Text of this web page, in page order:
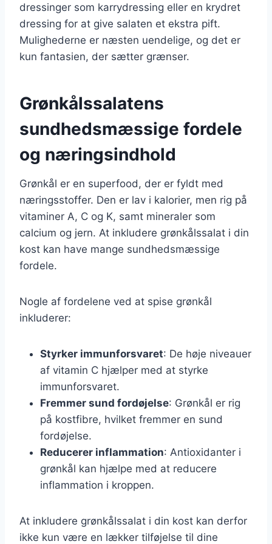
dressinger som karrydressing eller en krydret
dressing for at give salaten et ekstra pift.
Mulighederne er næsten uendelige, og det er
kun fantasien, der sætter grænser.
Grønkålssalatens
sundhedsmæssige fordele
og næringsindhold
Grønkål er en superfood, der er fyldt med
næringsstoffer. Den er lav i kalorier, men rig på
vitaminer A, C og K, samt mineraler som
calcium og jern. At inkludere grønkålssalat i din
kost kan have mange sundhedsmæssige
fordele.
Nogle af fordelene ved at spise grønkål
inkluderer:
Styrker immunforsvaret: De høje niveauer
af vitamin C hjælper med at styrke
immunforsvaret.
Fremmer sund fordøjelse: Grønkål er rig
på kostfibre, hvilket fremmer en sund
fordøjelse.
Reducerer inflammation: Antioxidanter i
grønkål kan hjælpe med at reducere
inflammation i kroppen.
At inkludere grønkålssalat i din kost kan derfor
ikke kun være en lækker tilføjelse til dine